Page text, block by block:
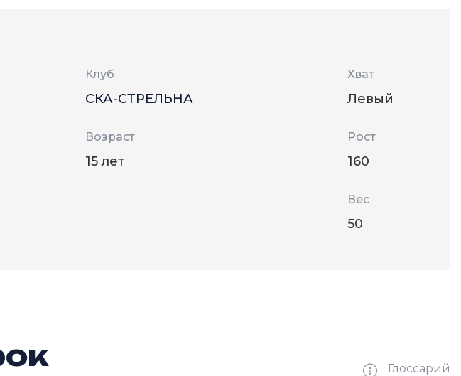
Клуб
СКА-СТРЕЛЬНА
Возраст
15 лет
Хват
Левый
Рост
160
Вес
50
Глоссарий